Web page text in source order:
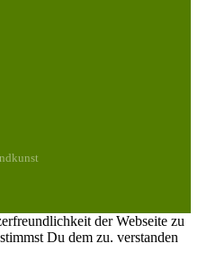
der Webseite zu
Du dem zu. verstanden